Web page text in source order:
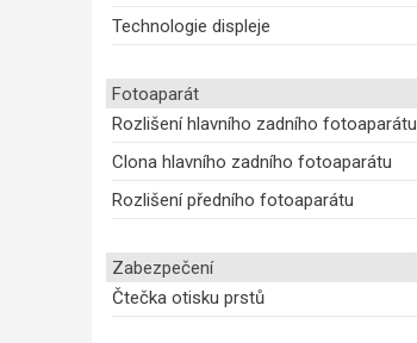
Technologie displeje
Fotoaparát
Rozlišení hlavního zadního fotoaparátu
Clona hlavního zadního fotoaparátu
Rozlišení předního fotoaparátu
Zabezpečení
Čtečka otisku prstů